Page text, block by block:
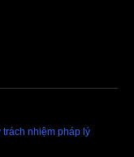
nhiệm pháp lý